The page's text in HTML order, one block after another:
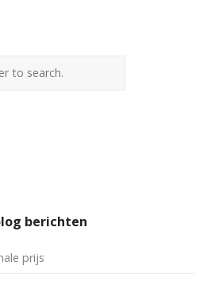
berichten
prijs